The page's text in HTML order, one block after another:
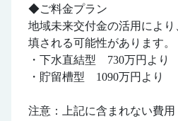
◆ご料金プラン
地域未来交付金の活用によ
填される可能性があります。
・下水直結型 730万円より
・貯留槽型 1090万円より
注意：上記に含まれない費用